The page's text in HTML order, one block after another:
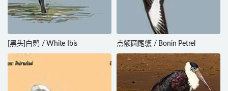
[黑头]白鹮 / White Ibis 点额圆尾鹱 / Bonin Petrel